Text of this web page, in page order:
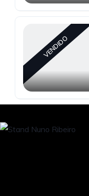
VENDIDO